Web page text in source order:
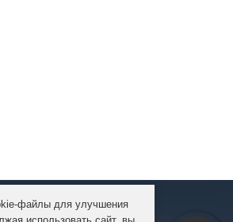
файлы для улучшения
КОМПАНИЯ